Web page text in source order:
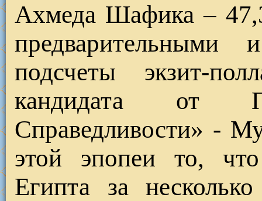
Ахмеда Шафика –
предварительными
подсчеты экзит-
кандидата от
Справедливости» -
этой эпопеи то,
Египта за